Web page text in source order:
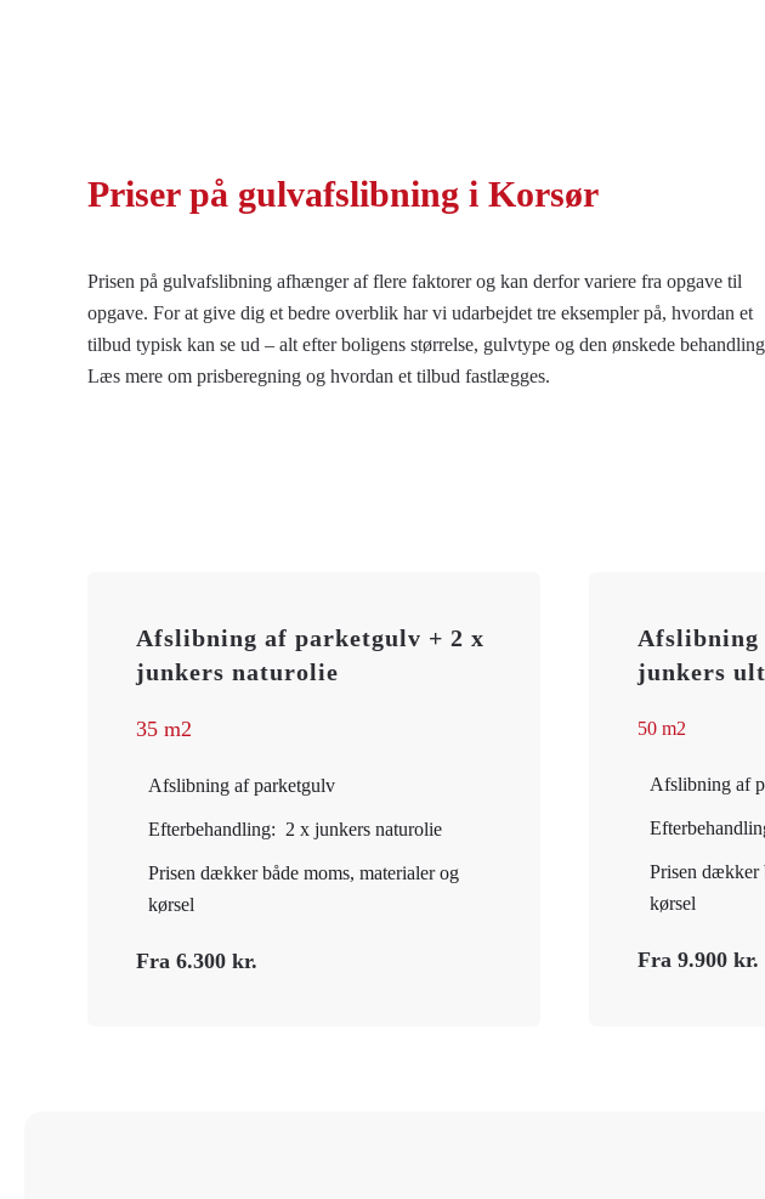
Priser på gulvafslibning i Korsør
Prisen på gulvafslibning afhænger af flere faktorer og kan derfor variere fra opgave til
opgave. For at give dig et bedre overblik har vi udarbejdet tre eksempler på, hvordan et
tilbud typisk kan se ud – alt efter boligens størrelse, gulvtype og den ønskede
Læs mere om prisberegning og hvordan et tilbud fastlægges.
Afslibning af parketgulv + 2 x
junkers naturolie
35 m2
Afslibning af parketgulv
Efterbehandling: 2 x junkers naturolie
Prisen dækker både moms, materialer og
kørsel
Fra 6.300 kr.
Afslibning
junkers
50 m2
Afslibning af
Prisen dækker
kørsel
Fra 9.900 kr.